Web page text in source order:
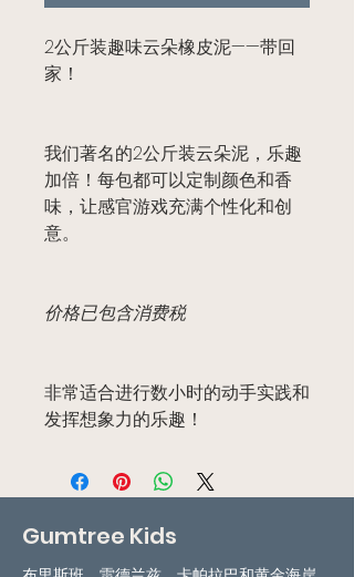
2公斤装趣味云朵橡皮泥——带回
家！
我们著名的2公斤装云朵泥，乐趣
加倍！每包都可以定制颜色和香
味，让感官游戏充满个性化和创
意。
价格已包含消费税
非常适合进行数小时的动手实践和
发挥想象力的乐趣！
Gumtree Kids